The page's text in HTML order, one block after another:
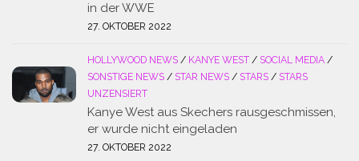
in der WWE
27. OKTOBER 2022
HOLLYWOOD NEWS / KANYE WEST / SOCIAL MEDIA /
SONSTIGE NEWS / STAR NEWS / STARS / STARS
UNZENSIERT
Kanye West aus Skechers rausgeschmissen,
er wurde nicht eingeladen
27. OKTOBER 2022